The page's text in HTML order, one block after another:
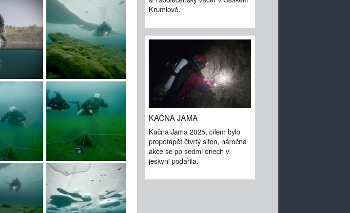
Krumlově.
KAČNA JAMA
Kačna Jama 2025, cílem bylo
propotápět čtvrtý sifon, náročná
akce se po sedmi dnech v
jeskyni podařila.